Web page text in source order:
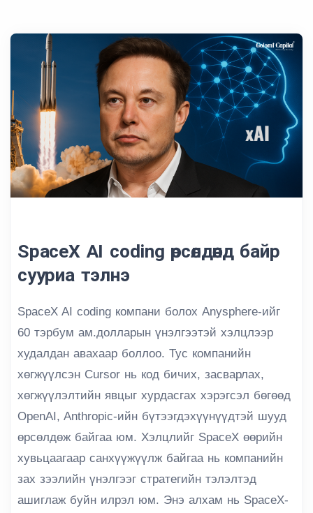
SpaceX AI coding өрсөлдөөнд байр
сууриа тэлнэ
SpaceX AI coding компани болох Anysphere-ийг
60 тэрбум ам.долларын үнэлгээтэй хэлцлээр
худалдан авахаар боллоо. Тус компанийн
хөгжүүлсэн Cursor нь код бичих, засварлах,
хөгжүүлэлтийн явцыг хурдасгах хэрэгсэл бөгөөд
OpenAI, Anthropic-ийн бүтээгдэхүүнүүдтэй шууд
өрсөлдөж байгаа юм. Хэлцлийг SpaceX өөрийн
хувьцаагаар санхүүжүүлж байгаа нь компанийн
зах зээлийн үнэлгээг стратегийн тэлэлтэд
ашиглаж буйн илрэл юм. Энэ алхам нь SpaceX-